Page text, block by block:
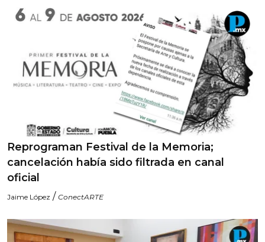
Reprograman Festival de la Memoria;
cancelación había sido filtrada en canal
oficial
Jaime López / ConectARTE